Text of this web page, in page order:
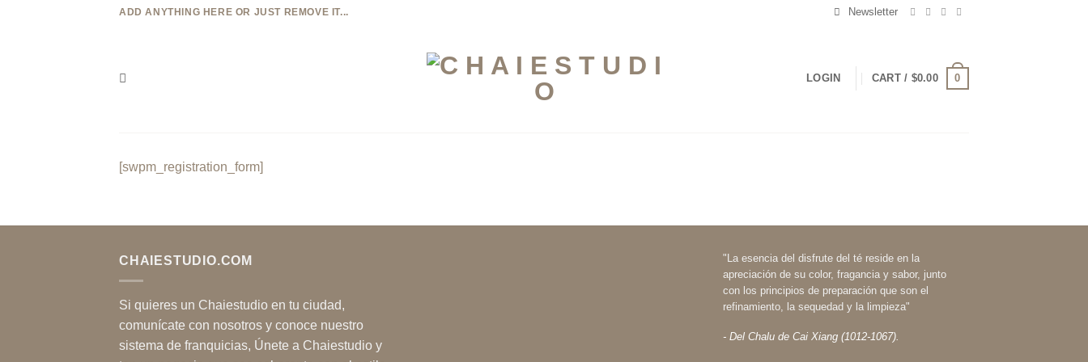
ADD ANYTHING HERE OR JUST REMOVE IT... Newsletter
LOGIN CART / $0.00 0
[swpm_registration_form]
CHAIESTUDIO.COM
Si quieres un Chaiestudio en tu ciudad,
comunícate con nosotros y conoce nuestro
sistema de franquicias, Únete a Chaiestudio y
"La esencia del disfrute del té reside en la
apreciación de su color, fragancia y sabor, junto
con los principios de preparación que son el
refinamiento, la sequedad y la limpieza"
- Del Chalu de Cai Xiang (1012-1067).